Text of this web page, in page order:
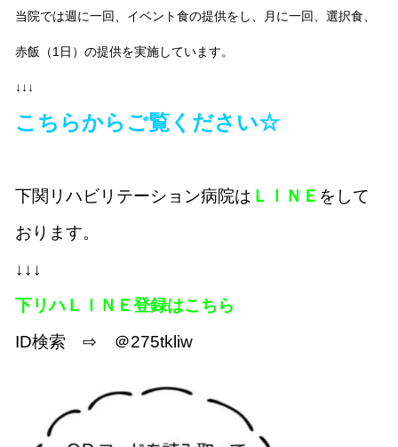
当院では週に一回、イベント食の提供をし、月に一回、選択食、
赤飯（1日）の提供を実施しています。
↓↓↓
こちらからご覧ください☆
下関リハビリテーション病院は ＬＩＮＥ をして
おります。
↓↓↓
下リハＬＩＮＥ登録はこちら
ID検索 ⇨ ＠275tkliw